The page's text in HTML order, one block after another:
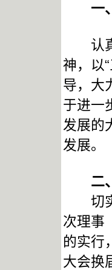
一、
认真
神，以
导，大
于进一
发展的
发展。
二、
切实
次理事
的实行
大会换